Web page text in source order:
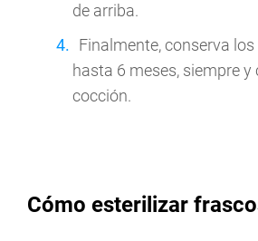
de arriba.
Finalmente, conserva
hasta 6 meses, siempre y
cocción.
Cómo esterilizar